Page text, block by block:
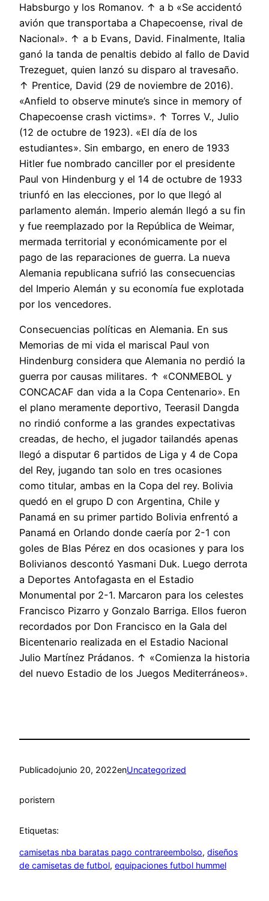
Habsburgo y los Romanov. ↑ a b «Se accidentó
avión que transportaba a Chapecoense, rival de
Nacional». ↑ a b Evans, David. Finalmente, Italia
ganó la tanda de penaltis debido al fallo de David
Trezeguet, quien lanzó su disparo al travesaño.
↑ Prentice, David (29 de noviembre de 2016).
«Anfield to observe minute’s since in memory of
Chapecoense crash victims». ↑ Torres V., Julio
(12 de octubre de 1923). «El día de los
estudiantes». Sin embargo, en enero de 1933
Hitler fue nombrado canciller por el presidente
Paul von Hindenburg y el 14 de octubre de 1933
triunfó en las elecciones, por lo que llegó al
parlamento alemán. Imperio alemán llegó a su fin
y fue reemplazado por la República de Weimar,
mermada territorial y económicamente por el
pago de las reparaciones de guerra. La nueva
Alemania republicana sufrió las consecuencias
del Imperio Alemán y su economía fue explotada
por los vencedores.
Consecuencias políticas en Alemania. En sus
Memorias de mi vida el mariscal Paul von
Hindenburg considera que Alemania no perdió la
guerra por causas militares. ↑ «CONMEBOL y
CONCACAF dan vida a la Copa Centenario». En
el plano meramente deportivo, Teerasil Dangda
no rindió conforme a las grandes expectativas
creadas, de hecho, el jugador tailandés apenas
llegó a disputar 6 partidos de Liga y 4 de Copa
del Rey, jugando tan solo en tres ocasiones
como titular, ambas en la Copa del rey. Bolivia
quedó en el grupo D con Argentina, Chile y
Panamá en su primer partido Bolivia enfrentó a
Panamá en Orlando donde caería por 2-1 con
goles de Blas Pérez en dos ocasiones y para los
Bolivianos descontó Yasmani Duk. Luego derrota
a Deportes Antofagasta en el Estadio
Monumental por 2-1. Marcaron para los celestes
Francisco Pizarro y Gonzalo Barriga. Ellos fueron
recordados por Don Francisco en la Gala del
Bicentenario realizada en el Estadio Nacional
Julio Martínez Prádanos. ↑ «Comienza la historia
del nuevo Estadio de los Juegos Mediterráneos».
Publicadojunio 20, 2022enUncategorized
poristern
Etiquetas:
camisetas nba baratas pago contrareembolso, diseños
de camisetas de futbol, equipaciones futbol hummel